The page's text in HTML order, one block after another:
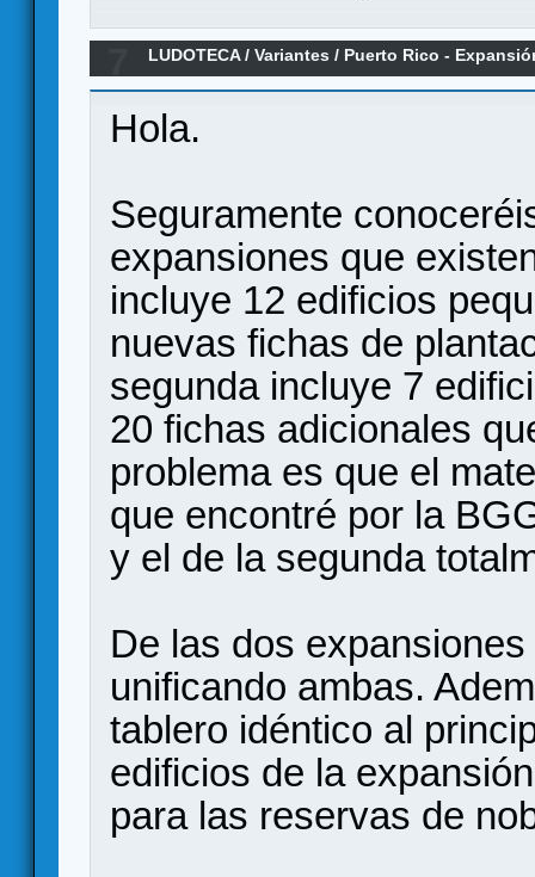
LUDOTECA/Variantes / Puerto Rico -
Hola.
Seguramente
expansiones que
incluye 12 edificios
nuevas fichas de
segunda incluye 7
20 fichas adicionales
problema es que el
que encontré por la
y el de la segunda
De las dos
unificando ambas.
tablero idéntico al
edificios de la
para las reservas de